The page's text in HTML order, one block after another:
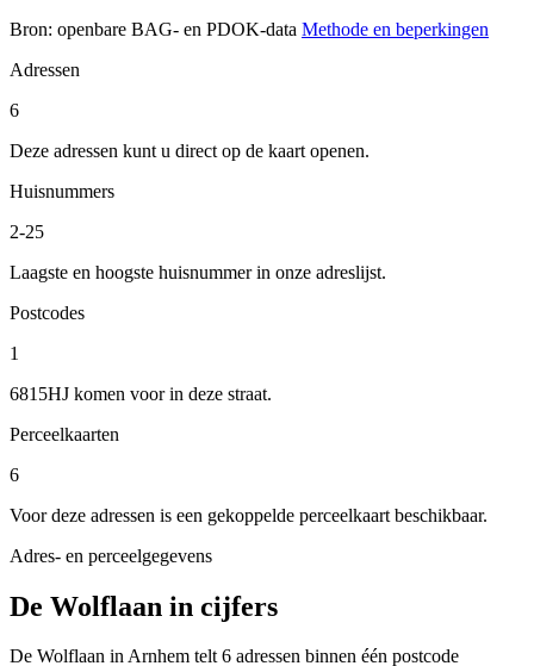
Bron: openbare BAG- en PDOK-data Methode en beperkingen
Adressen
6
Deze adressen kunt u direct op de kaart openen.
Huisnummers
2-25
Laagste en hoogste huisnummer in onze adreslijst.
Postcodes
1
6815HJ komen voor in deze straat.
Perceelkaarten
6
Voor deze adressen is een gekoppelde perceelkaart beschikbaar.
Adres- en perceelgegevens
De Wolflaan in cijfers
De Wolflaan in Arnhem telt 6 adressen binnen één postcode